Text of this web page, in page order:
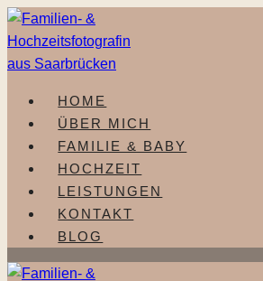
Zum
Inhalt
springen
HOME
ÜBER MICH
FAMILIE & BABY
HOCHZEIT
LEISTUNGEN
KONTAKT
BLOG